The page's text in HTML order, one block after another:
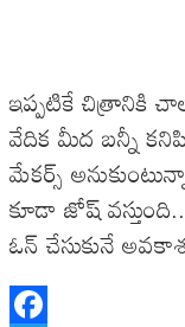
ఇప్పటికే చిత్రానికి
వేదిక మీద బన్నీ
మేకర్స్
కూడా జోష్
ఓన్ చేసుకునే